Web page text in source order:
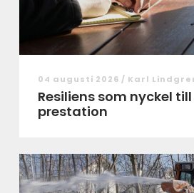
04 augusti 2026 / Karl
Resiliens som nyckel
prestation